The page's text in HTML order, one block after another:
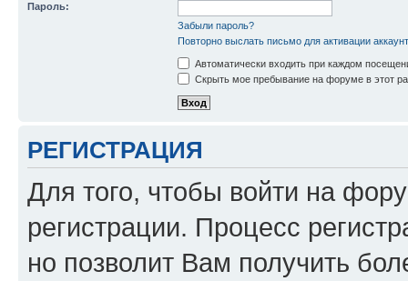
Пароль:
Забыли пароль?
Повторно выслать письмо для активации
Автоматически входить при каждом
Скрыть мое пребывание на форуме в этот
РЕГИСТРАЦИЯ
Для того, чтобы войти на
регистрации. Процесс
но позволит Вам получить